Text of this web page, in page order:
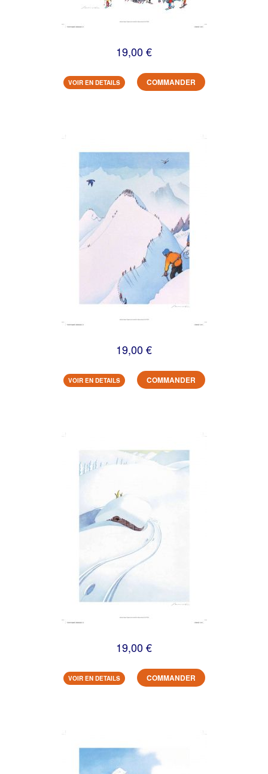
19,00 €
VOIR EN DETAILS COMMANDER
19,00 €
VOIR EN DETAILS COMMANDER
19,00 €
VOIR EN DETAILS COMMANDER